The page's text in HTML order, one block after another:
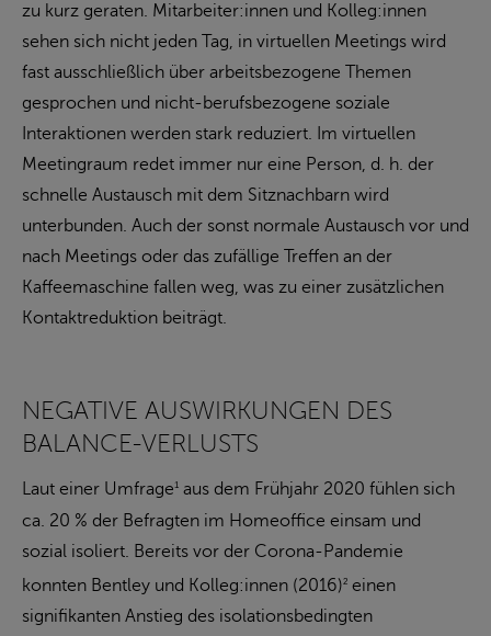
zu kurz geraten. Mitarbeiter:innen und Kolleg:innen
sehen sich nicht jeden Tag, in virtuellen Meetings wird
fast ausschließlich über arbeitsbezogene Themen
gesprochen und nicht-berufsbezogene soziale
Interaktionen werden stark reduziert. Im virtuellen
Meetingraum redet immer nur eine Person, d. h. der
schnelle Austausch mit dem Sitznachbarn wird
unterbunden. Auch der sonst normale Austausch vor und
nach Meetings oder das zufällige Treffen an der
Kaffeemaschine fallen weg, was zu einer zusätzlichen
Kontaktreduktion beiträgt.
NEGATIVE AUSWIRKUNGEN DES
BALANCE-VERLUSTS
Laut einer Umfrage1 aus dem Frühjahr 2020 fühlen sich
ca. 20 % der Befragten im Homeoffice einsam und
sozial isoliert. Bereits vor der Corona-Pandemie
konnten Bentley und Kolleg:innen (2016)2 einen
signifikanten Anstieg des isolationsbedingten